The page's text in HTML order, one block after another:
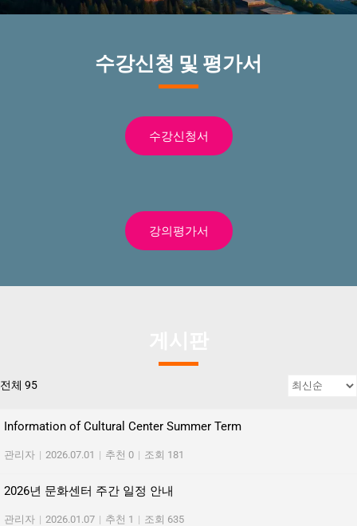
수강신청 및 평가서
수강신청서
강의평가서
전체 95
Information of Cultural Center Summer Term
관리자 | 2026.07.01 | 추천 0 | 조회 181
2026년 문화센터 주간 일정 안내
관리자 | 2026.01.07 | 추천 1 | 조회 635